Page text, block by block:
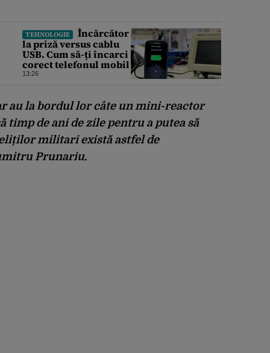
TEHNOLOGIE
Încărcător
la priză versus cablu
USB. Cum să-ți încarci
corect telefonul mobil
13:26
au la bordul lor câte un mini-reactor
timp de ani de zile pentru a putea să
militari există astfel de
Prunariu.